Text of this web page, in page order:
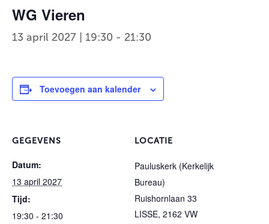
WG Vieren
13 april 2027 | 19:30 - 21:30
Toevoegen aan kalender
GEGEVENS
Datum:
13 april 2027
Tijd:
19:30 - 21:30
LOCATIE
Pauluskerk (Kerkelijk
Bureau)
Ruishornlaan 33
LISSE, 2162 VW